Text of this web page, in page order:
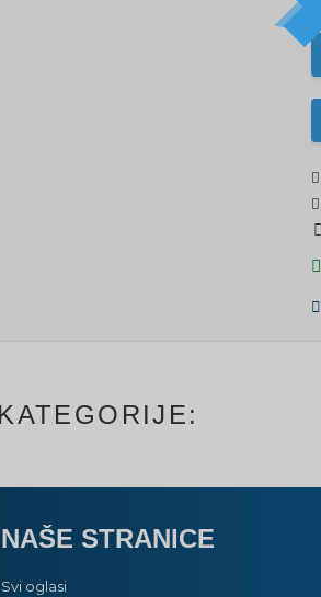
NAŠE STRANICE
Svi oglasi